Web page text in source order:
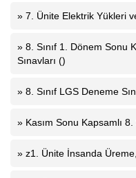
» 7. Ünite Elektrik Yükleri
» 8. Sınıf 1. Dönem Sonu
Sınavları ()
» 8. Sınıf LGS Deneme
» Kasım Sonu Kapsamlı
» z1. Ünite İnsanda